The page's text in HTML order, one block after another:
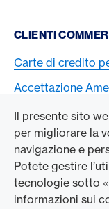
Il presente sito
per migliorare la
navigazione e
Potete gestire
tecnologie sotto
informazioni sui
CLIENTI
Carte di credito
Accettazione
L’AZIENDA
Swisscard AECS
American